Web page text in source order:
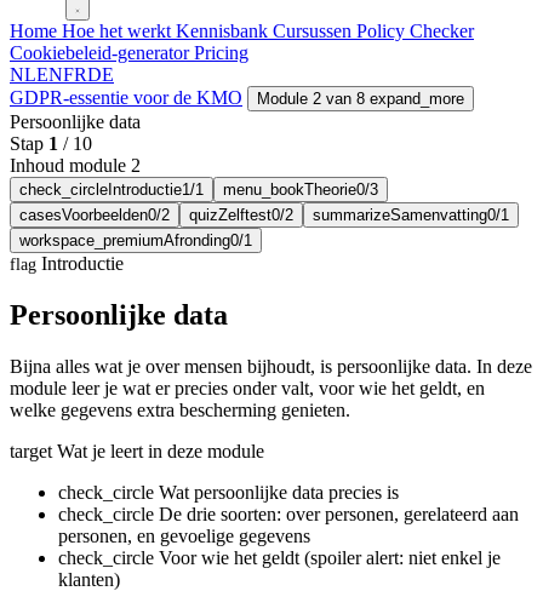
Home Hoe het werkt Kennisbank Cursussen Policy Checker
Cookiebeleid-generatorPricing
NLENFRDE
GDPR-essentie voor de KMO
Module 2 van 8 expand_more
Persoonlijke data
Stap 1 / 10
Inhoud module 2
check_circle Introductie1/1 menu_bookTheorie0/3
casesVoorbeelden0/2 quizZelftest0/2 summarizeSamenvatting0/1
workspace_premiumAfronding0/1
flag Introductie
Persoonlijke data
Bijna alles wat je over mensen bijhoudt, is persoonlijke data. In deze
module leer je wat er precies onder valt, voor wie het geldt, en
welke gegevens extra bescherming genieten.
target Wat je leert in deze module
check_circle Wat persoonlijke data precies is
check_circle De drie soorten: over personen, gerelateerd aan
personen, en gevoelige gegevens
check_circle Voor wie het geldt (spoiler alert: niet enkel je
klanten)